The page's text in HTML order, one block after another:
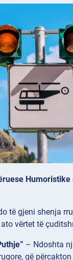
Humoristike
të gjeni shenja
vërtet të
– Ndoshta
që